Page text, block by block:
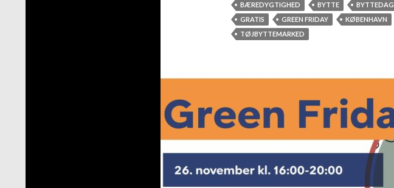
BÆREDYGTIGHED BYTTE BYTTEDAG
GRATIS
GREEN FRIDAY KØBENHAVN
TØJBYTTEMARKED